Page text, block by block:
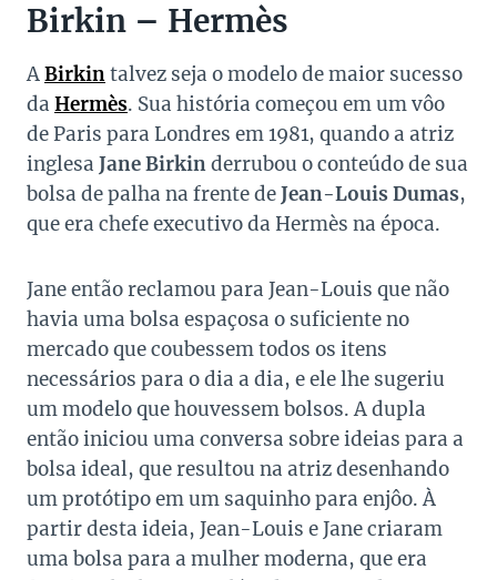
Birkin – Hermès
ABirkintalvez seja o modelo de maior sucesso
da Hermès. Sua história começou em um vôo
de Paris para Londres em 1981, quando a atriz
inglesa Jane Birkinderrubou o conteúdo de sua
bolsa de palha na frente deJean-Louis Dumas,
que era chefe executivo da Hermès na época.
Jane então reclamou para Jean-Louis que não
havia uma bolsa espaçosa o suficiente no
mercado que coubessem todos os itens
necessários para o dia a dia, e ele lhe sugeriu
um modelo que houvessem bolsos. A dupla
então iniciou uma conversa sobre ideias para a
bolsa ideal, que resultou na atriz desenhando
um protótipo em um saquinho para enjôo. À
partir desta ideia, Jean-Louis e Jane criaram
uma bolsa para a mulher moderna, que era